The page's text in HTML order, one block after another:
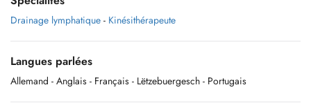
Drainage lymphatique - Kinésithérapeute
Langues parlées
Allemand - Anglais - Français - Lëtzebuergesch - Portugais